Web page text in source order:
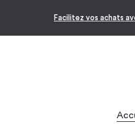
Facilitez vos achats